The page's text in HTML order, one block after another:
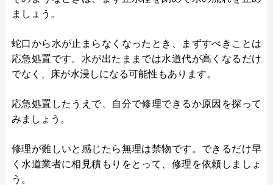
ましょう。
蛇口から水が止まらなくなったとき、まずすべきことは
応急処置です。水が出たままでは水道代が高くなるだけ
でなく、床が水浸しになる可能性もあります。
応急処置したうえで、自分で修理できるか原因を探って
みましょう。
修理が難しいと感じたら無理は禁物です。できるだけ早
く水道業者に相見積もりをとって、修理を依頼しましょ
う。